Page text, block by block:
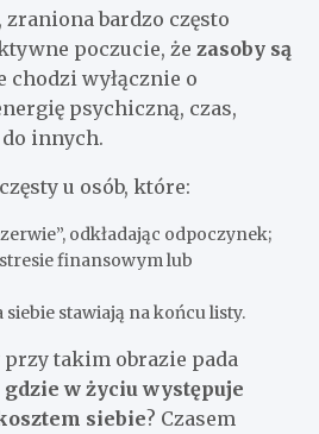
zraniona bardzo często
poczucie, że zasoby są
chodzi wyłącznie o
psychiczną, czas,
innych.
u osób, które:
odkładając odpoczynek;
finansowym lub
stawiają na końcu listy.
takim obrazie pada
gdzie w życiu występuje
siebie? Czasem